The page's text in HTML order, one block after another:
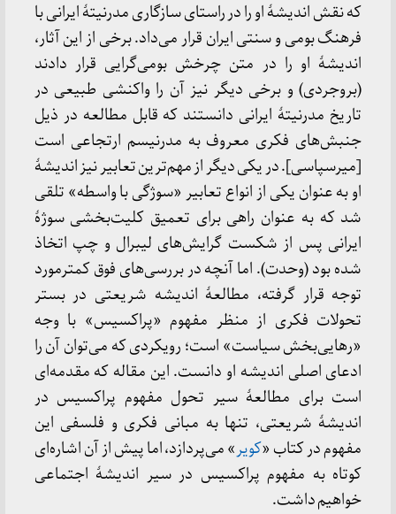
که نقش اندیشهٔ او را در راستای سازگاری مدرنیتهٔ ایرانی با
فرهنگ بومی و سنتی ایران قرار می‌داد. برخی از این آثار،
اندیشهٔ او را در متن چرخش بومی‌گرایی قرار دادند
(بروجردی) و برخی دیگر نیز آن را واکنشی طبیعی در
تاریخ مدرنیتهٔ ایرانی دانستند که قابل مطالعه در ذیل
جنبش‌های فکری معروف به مدرنیسم ارتجاعی است
[میرسپاسی]. در یکی دیگر از مهم‌ترین تعابیر نیز اندیشهٔ
او به عنوان یکی از انواع تعابیر «سوژگی با واسطه» تلقی
شد که به عنوان راهی برای تعمیق کلیت‌بخشی سوژهٔ
ایرانی پس از شکست گرایش‌های لیبرال و چپ اتخاذ
شده بود (وحدت). اما آنچه در بررسی‌های فوق کمترمورد
توجه قرار گرفته، مطالعهٔ اندیشه شریعتی در بستر
تحولات فکری از منظر مفهوم «پراکسیس» با وجه
«رهایی‌بخش سیاست» است؛ رویکردی که می‌توان آن را
ادعای اصلی اندیشه او دانست. این مقاله که مقدمه‌ای
است برای مطالعهٔ سیر تحول مفهوم پراکسیس در
اندیشهٔ شریعتی، تنها به مبانی فکری و فلسفی این
مفهوم در کتاب «کویر» می‌پردازد، اما پیش از آن اشاره‌ای
کوتاه به مفهوم پراکسیس در سیر اندیشهٔ اجتماعی
خواهیم داشت.